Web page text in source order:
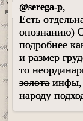
@serega-p,
Есть
опознанию)
подробнее
и размер
то
золотаинфы,
народу